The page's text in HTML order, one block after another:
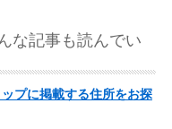
な記事も読んでい
プに掲載する住所をお探